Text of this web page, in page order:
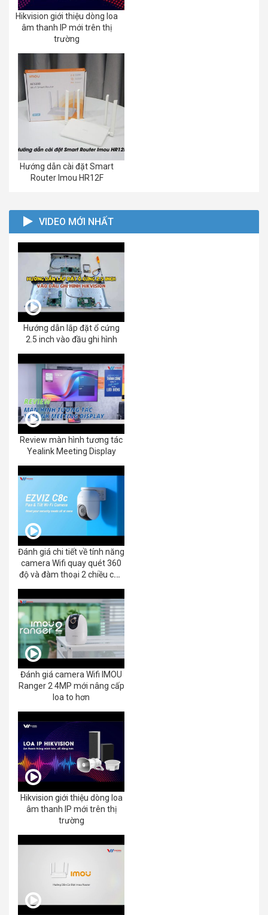
Hikvision giới thiệu dòng loa
âm thanh IP mới trên thị
trường
Hướng dẫn cài đặt Smart
Router Imou HR12F
VIDEO MỚI NHẤT
Hướng dẫn lắp đặt ổ cứng
2.5 inch vào đầu ghi hình
Review màn hình tương tác
Yealink Meeting Display
Đánh giá chi tiết về tính năng
camera Wifi quay quét 360
độ và đàm thoại 2 chiều của
Đánh giá camera Wifi IMOU
Ranger 2 4MP mới nâng cấp
loa to hơn
Hikvision giới thiệu dòng loa
âm thanh IP mới trên thị
trường